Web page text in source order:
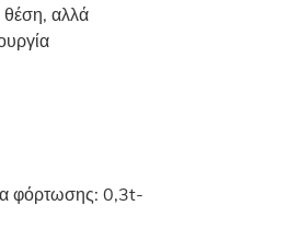
θέση, αλλά
φόρτωσης: 0,3t-